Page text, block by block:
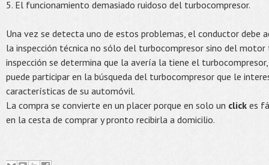
5. El funcionamiento demasiado ruidoso del turbocompresor.
Una vez se detecta uno de estos problemas, el conductor debe
la inspección técnica no sólo del turbocompresor sino del motor
inspección se determina que la avería la tiene el
puede participar en la búsqueda del turbocompresor que le
características de su automóvil.
La compra se convierte en un placer porque en solo un click es
en la cesta de comprar y pronto recibirla a domicilio.